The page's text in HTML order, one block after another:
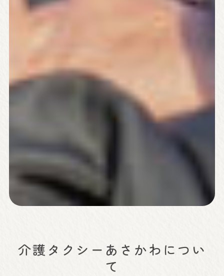
介護タクシーあさかわについ
て